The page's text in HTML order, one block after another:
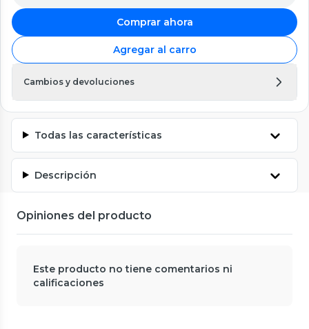
Comprar ahora
Agregar al carro
Cambios y devoluciones
Todas las características
Descripción
Opiniones del producto
Este producto no tiene comentarios ni
calificaciones